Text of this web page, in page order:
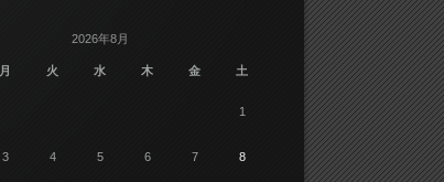
2026年8月
月 火 水 木 金 土
1
3 4 5 6 7 8